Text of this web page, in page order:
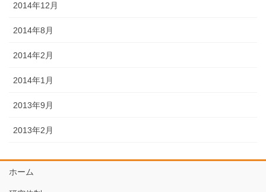
2014年12月
2014年8月
2014年2月
2014年1月
2013年9月
2013年2月
ホーム